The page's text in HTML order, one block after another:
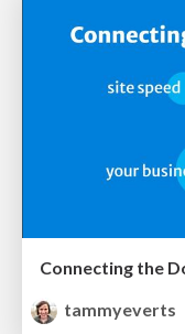
tammyeverts